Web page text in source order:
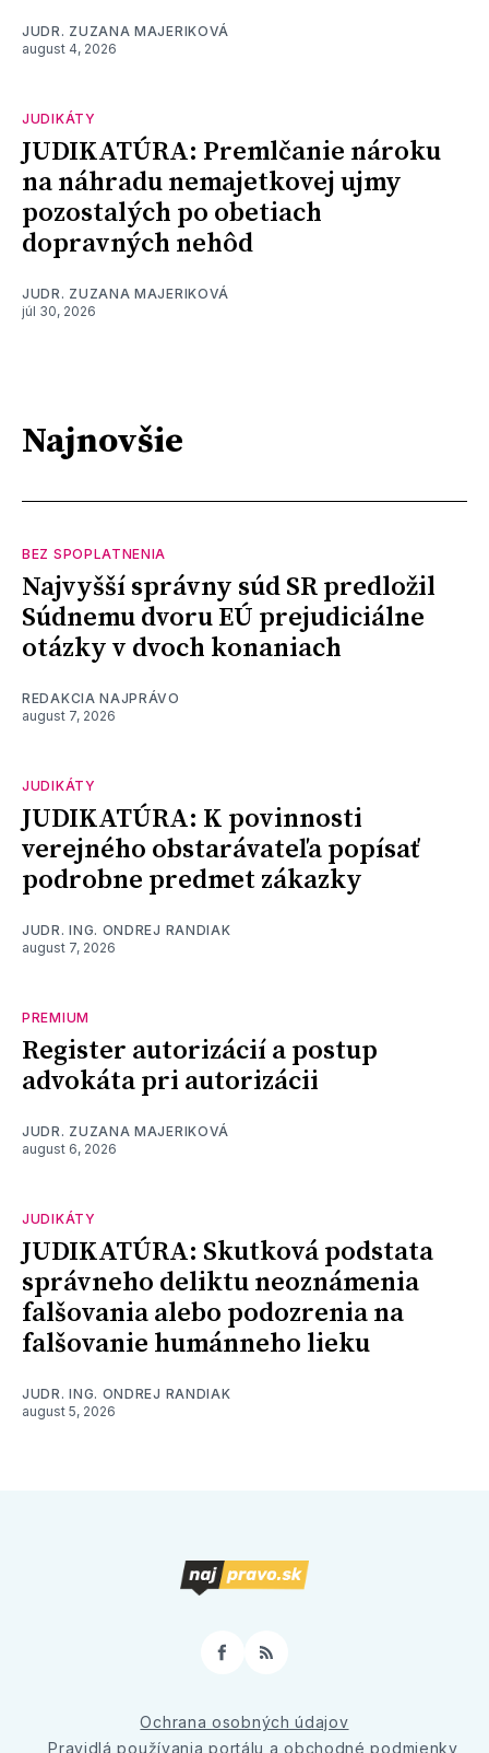
JUDR. ZUZANA MAJERIKOVÁ
august 4, 2026
JUDIKÁTY
JUDIKATÚRA: Premlčanie nároku
na náhradu nemajetkovej ujmy
pozostalých po obetiach
dopravných nehôd
JUDR. ZUZANA MAJERIKOVÁ
júl 30, 2026
Najnovšie
BEZ SPOPLATNENIA
Najvyšší správny súd SR predložil
Súdnemu dvoru EÚ prejudiciálne
otázky v dvoch konaniach
REDAKCIA NAJPRÁVO
august 7, 2026
JUDIKÁTY
JUDIKATÚRA: K povinnosti
verejného obstarávateľa popísať
podrobne predmet zákazky
JUDR. ING. ONDREJ RANDIAK
august 7, 2026
PREMIUM
Register autorizácií a postup
advokáta pri autorizácii
JUDR. ZUZANA MAJERIKOVÁ
august 6, 2026
JUDIKÁTY
JUDIKATÚRA: Skutková podstata
správneho deliktu neoznámenia
falšovania alebo podozrenia na
falšovanie humánneho lieku
JUDR. ING. ONDREJ RANDIAK
august 5, 2026
Facebook
RSS
Ochrana osobných údajov
Pravidlá používania portálu a obchodné podmienky